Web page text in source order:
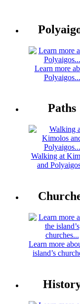
Learn more
Polyaigos...
Paths
Walking at
and
Learn more
island’s